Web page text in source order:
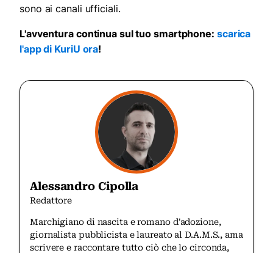
sono ai canali ufficiali.
L'avventura continua sul tuo smartphone: scarica
l'app di KuriU ora!
Alessandro Cipolla
Redattore
Marchigiano di nascita e romano d'adozione,
giornalista pubblicista e laureato al D.A.M.S., ama
scrivere e raccontare tutto ciò che lo circonda,